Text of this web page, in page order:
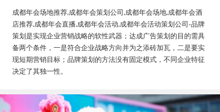
策划、成都年会节目表演、成都年会节目演出、成都年
会活动策划公司、成都年会布置公司，成都年会现场搭
建公司，成都年会节目表演，年会节目创意节目，年会
策划方案详细流程，年会策划，年会致辞发言稿，年会
礼品，年会祝福语
成都年会场地推荐,成都年会策划公司,成都年会场地,成都年会酒
店推荐,成都年会直播,成都年会活动,成都年会活动策划公司-品牌
策划是实现企业营销战略的软性武器；达成广告策划的目的需具
备两个条件，一是符合企业战略方向并为之添砖加瓦，二是要实
现短期营销目标；品牌策划的方法没有固定模式，不同企业特征
决定了其独一性。